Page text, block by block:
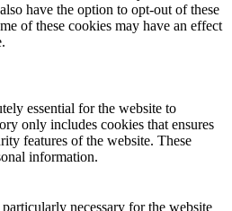
have the option to opt-out of these
of these cookies may have an effect
essential for the website to
only includes cookies that ensures
features of the website. These
information.
necessary for the website